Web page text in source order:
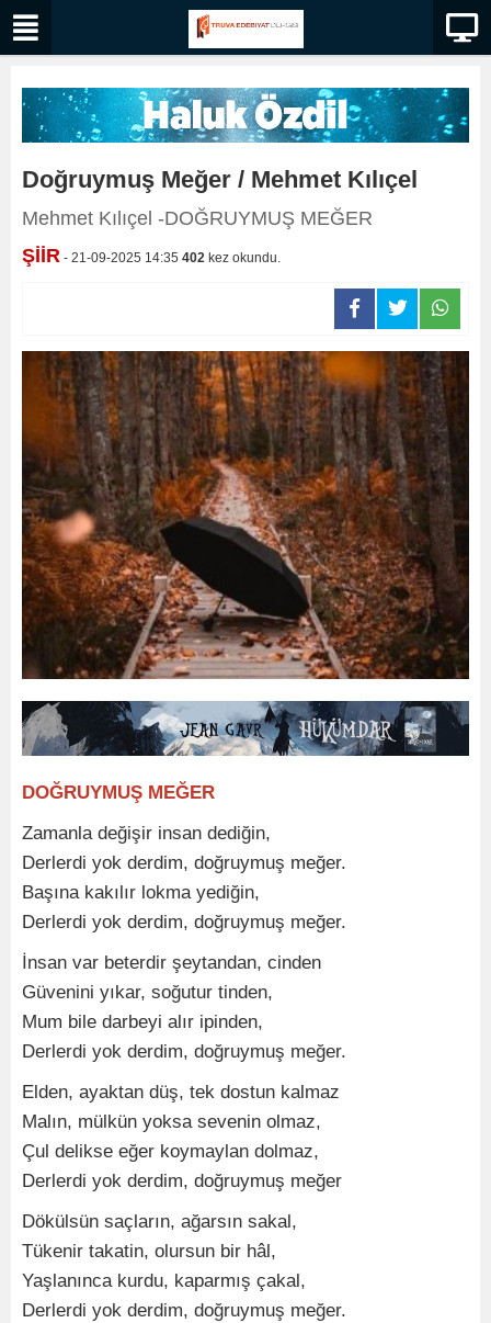
Doğruymuş Meğer / Mehmet Kılıçel
Mehmet Kılıçel -DOĞRUYMUŞ MEĞER
ŞİİR - 21-09-2025 14:35 402 kez okundu.
DOĞRUYMUŞ MEĞER
Zamanla değişir insan dediğin,
Derlerdi yok derdim, doğruymuş meğer.
Başına kakılır lokma yediğin,
Derlerdi yok derdim, doğruymuş meğer.
İnsan var beterdir şeytandan, cinden
Güvenini yıkar, soğutur tinden,
Mum bile darbeyi alır ipinden,
Derlerdi yok derdim, doğruymuş meğer.
Elden, ayaktan düş, tek dostun kalmaz
Malın, mülkün yoksa sevenin olmaz,
Çul delikse eğer koymaylan dolmaz,
Derlerdi yok derdim, doğruymuş meğer
Dökülsün saçların, ağarsın sakal,
Tükenir takatin, olursun bir hâl,
Yaşlanınca kurdu, kaparmış çakal,
Derlerdi yok derdim, doğruymuş meğer.